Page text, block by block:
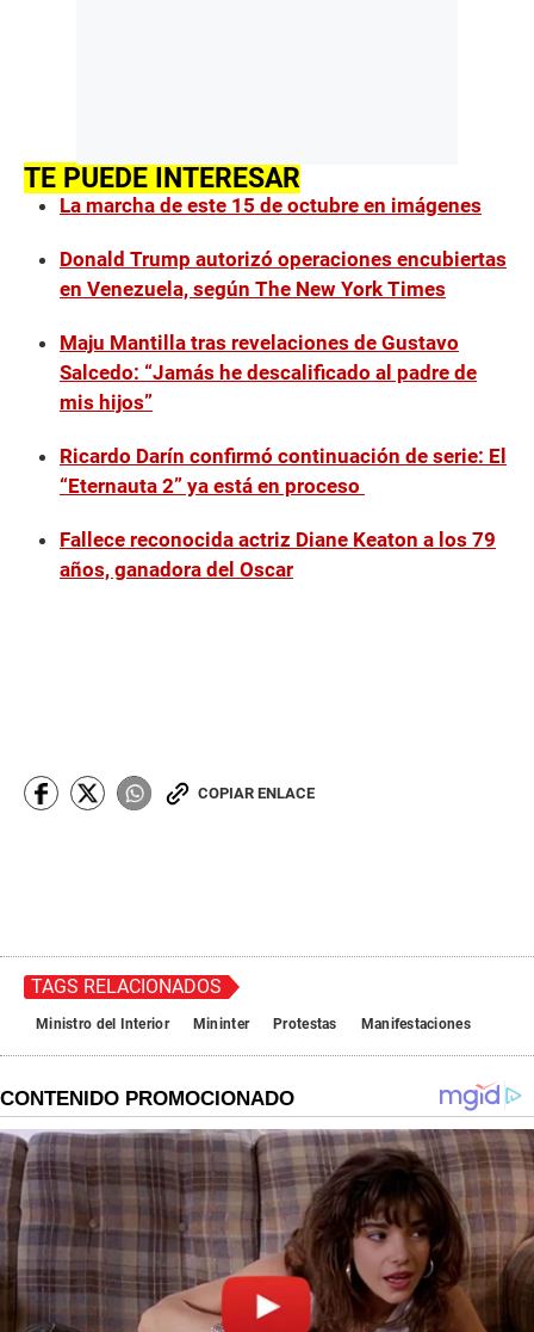
TE PUEDE INTERESAR
La marcha de este 15 de octubre en imágenes
Donald Trump autorizó operaciones encubiertas
en Venezuela, según The New York Times
Maju Mantilla tras revelaciones de Gustavo
Salcedo: “Jamás he descalificado al padre de
mis hijos”
Ricardo Darín confirmó continuación de serie: El
“Eternauta 2” ya está en proceso
Fallece reconocida actriz Diane Keaton a los 79
años, ganadora del Oscar
COPIAR ENLACE
TAGS RELACIONADOS
Ministro del Interior Mininter Protestas Manifestaciones